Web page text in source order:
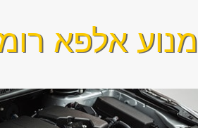
מנוע אלפא